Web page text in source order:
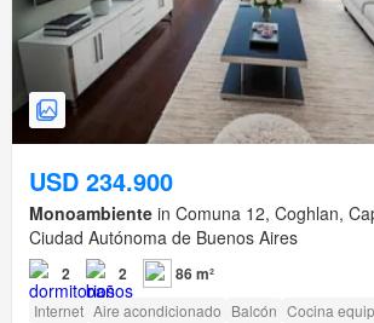
USD 234.900
Monoambiente in Comuna 12, Coghlan,
Ciudad Autónoma de Buenos Aires
2 2 86 m²
Internet Aire acondicionado Balcón Cocina